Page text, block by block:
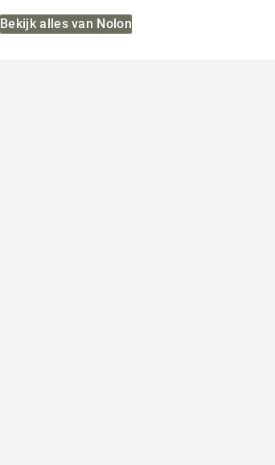
Bekijk alles van Nolon